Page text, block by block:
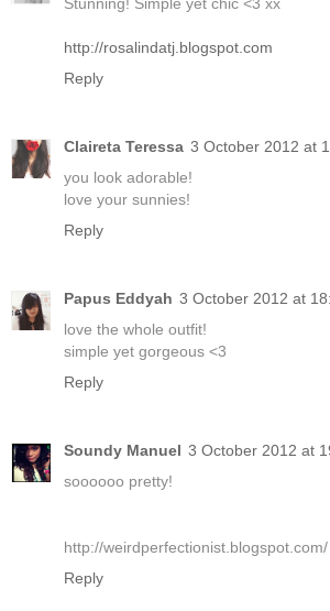
http://rosalindatj.blogspot.com
Reply
Claireta Teressa 3 October 2012 at
you look adorable!
love your sunnies!
Reply
Papus Eddyah 3 October 2012 at
love the whole outfit!
simple yet gorgeous <3
Reply
Soundy Manuel 3 October 2012 at
soooooo pretty!
http://weirdperfectionist.blogspot.com/
Reply